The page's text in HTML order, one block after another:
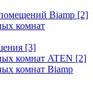
Biamp [2]
комнат
[3]
комнат ATEN [2]
комнат Biamp